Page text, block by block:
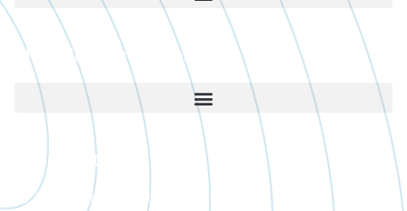
Működési területünk
Kapcsolat
krisztian@esomester.hu